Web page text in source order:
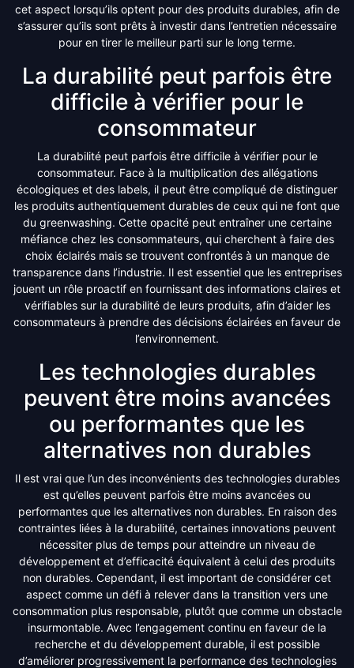
cet aspect lorsqu’ils optent pour des produits durables, afin de
s’assurer qu’ils sont prêts à investir dans l’entretien nécessaire
pour en tirer le meilleur parti sur le long terme.
La durabilité peut parfois être
difficile à vérifier pour le
consommateur
La durabilité peut parfois être difficile à vérifier pour le
consommateur. Face à la multiplication des allégations
écologiques et des labels, il peut être compliqué de distinguer
les produits authentiquement durables de ceux qui ne font que
du greenwashing. Cette opacité peut entraîner une certaine
méfiance chez les consommateurs, qui cherchent à faire des
choix éclairés mais se trouvent confrontés à un manque de
transparence dans l’industrie. Il est essentiel que les entreprises
jouent un rôle proactif en fournissant des informations claires et
vérifiables sur la durabilité de leurs produits, afin d’aider les
consommateurs à prendre des décisions éclairées en faveur de
l’environnement.
Les technologies durables
peuvent être moins avancées
ou performantes que les
alternatives non durables
Il est vrai que l’un des inconvénients des technologies durables
est qu’elles peuvent parfois être moins avancées ou
performantes que les alternatives non durables. En raison des
contraintes liées à la durabilité, certaines innovations peuvent
nécessiter plus de temps pour atteindre un niveau de
développement et d’efficacité équivalent à celui des produits
non durables. Cependant, il est important de considérer cet
aspect comme un défi à relever dans la transition vers une
consommation plus responsable, plutôt que comme un obstacle
insurmontable. Avec l’engagement continu en faveur de la
recherche et du développement durable, il est possible
d’améliorer progressivement la performance des technologies